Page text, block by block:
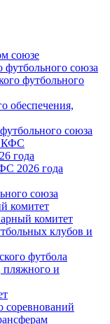
союзе
футбольного союза
футбольного
обеспечения,
союза
КФС
года
2026 года
союза
комитет
комитет
клубов и
футбола
пляжного и
соревнований